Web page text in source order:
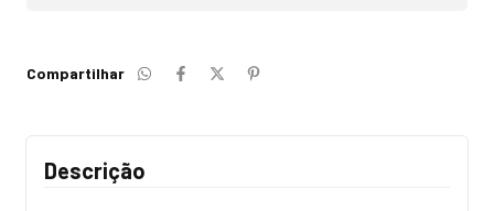
Compartilhar
Descrição